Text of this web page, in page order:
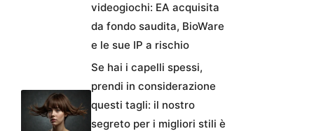
videogiochi: EA acquisita
da fondo saudita, BioWare
e le sue IP a rischio
Se hai i capelli spessi,
prendi in considerazione
questi tagli: il nostro
segreto per i migliori stili è